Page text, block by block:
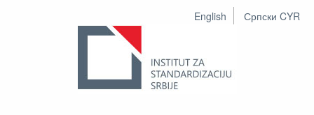
English Српски CYR